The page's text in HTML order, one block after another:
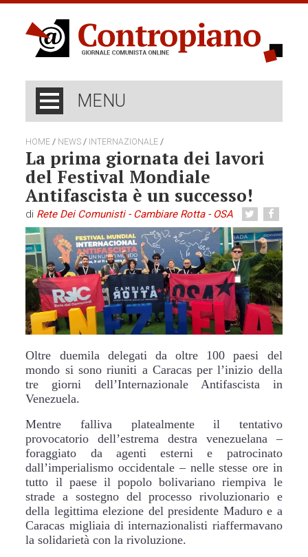
MENU
HOME / NEWS / INTERNAZIONALE /
La prima giornata dei lavori
del Festival Mondiale
Antifascista è un successo!
di Rete Dei Comunisti - Cambiare Rotta - OSA
Oltre duemila delegati da oltre 100 paesi del
mondo si sono riuniti a Caracas per l’inizio della
tre giorni dell’Internazionale Antifascista in
Venezuela.
Mentre falliva platealmente il tentativo
provocatorio dell’estrema destra venezuelana –
foraggiato da agenti esterni e patrocinato
dall’imperialismo occidentale – nelle stesse ore in
tutto il paese il popolo bolivariano riempiva le
strade a sostegno del processo rivoluzionario e
della legittima elezione del presidente Maduro e a
Caracas migliaia di internazionalisti riaffermavano
la solidarietà con la rivoluzione.